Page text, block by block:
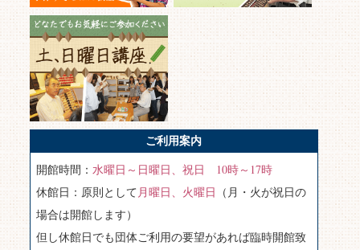
ご利用案内
開館時間：水曜日～日曜日、祝日 10時～17時
休館日：原則として 月曜日、火曜日 （月・火が祝日の
場合は開館します）
但し休館日でも団体ご利用の要望があれば臨時開館致